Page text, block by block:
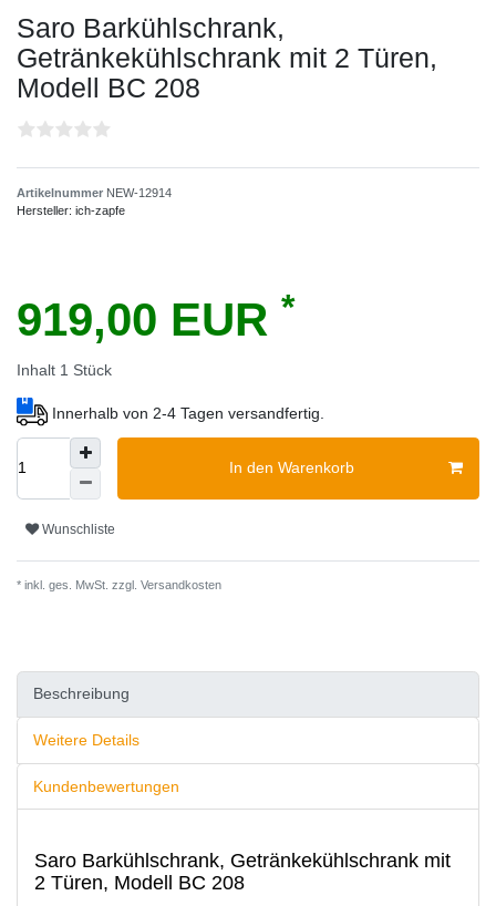
Saro Barkühlschrank,
Getränkekühlschrank mit 2 Türen,
Modell BC 208
Artikelnummer NEW-12914
Hersteller: ich-zapfe
919,00 EUR *
Inhalt 1 Stück
Innerhalb von 2-4 Tagen versandfertig.
In den Warenkorb
Wunschliste
* inkl. ges. MwSt. zzgl. Versandkosten
Beschreibung
Weitere Details
Kundenbewertungen
Saro Barkühlschrank, Getränkekühlschrank mit
2 Türen, Modell BC 208